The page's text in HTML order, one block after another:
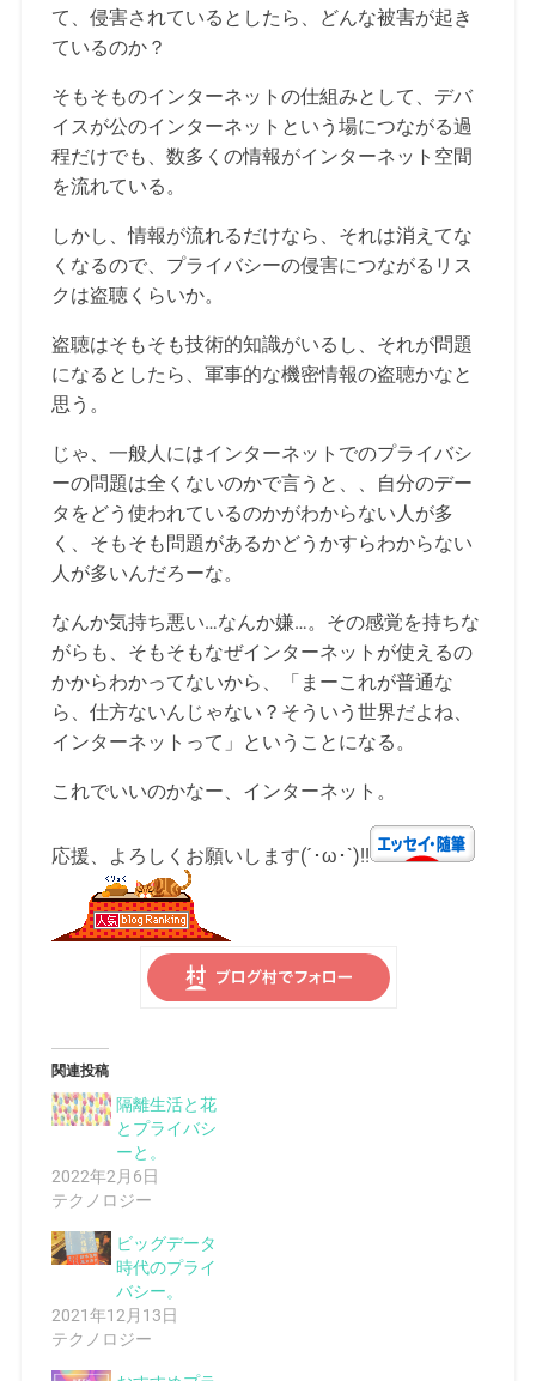
て、侵害されているとしたら、どんな被害が起き
ているのか？
そもそものインターネットの仕組みとして、デバ
イスが公のインターネットという場につながる過
程だけでも、数多くの情報がインターネット空間
を流れている。
しかし、情報が流れるだけなら、それは消えてな
くなるので、プライバシーの侵害につながるリス
クは盗聴くらいか。
盗聴はそもそも技術的知識がいるし、それが問題
になるとしたら、軍事的な機密情報の盗聴かなと
思う。
じゃ、一般人にはインターネットでのプライバシ
ーの問題は全くないのかで言うと、、自分のデー
タをどう使われているのかがわからない人が多
く、そもそも問題があるかどうかすらわからない
人が多いんだろーな。
なんか気持ち悪い…なんか嫌…。その感覚を持ちな
がらも、そもそもなぜインターネットが使えるの
かからわかってないから、「まーこれが普通な
ら、仕方ないんじゃない？そういう世界だよね、
インターネットって」ということになる。
これでいいのかなー、インターネット。
応援、よろしくお願いします(´･ω･`)!!
関連投稿
隔離生活と花
とプライバシ
ーと。
2022年2月6日
テクノロジー
ビッグデータ
時代のプライ
バシー。
2021年12月13日
テクノロジー